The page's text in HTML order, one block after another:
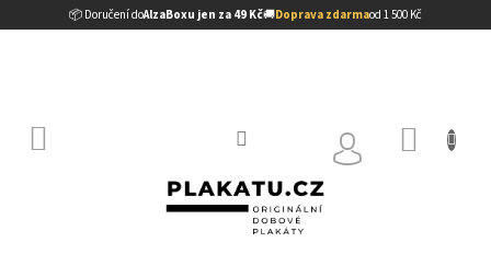
📦 Doručení doAlzaBoxu jen za 49 Kč🚚Doprava zdarmaod 1 500 Kč
na